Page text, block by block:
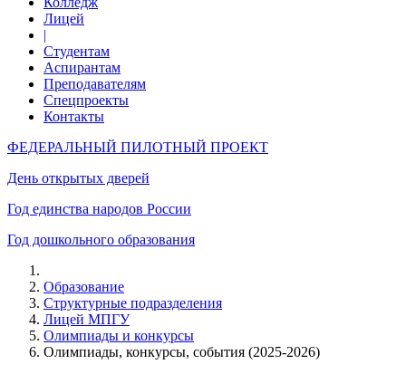
Лицей
|
Студентам
Аспирантам
Преподавателям
Спецпроекты
Контакты
ФЕДЕРАЛЬНЫЙ ПИЛОТНЫЙ ПРОЕКТ
День открытых дверей
Год единства народов России
Год дошкольного образования
Образование
Структурные подразделения
Лицей МПГУ
Олимпиады и конкурсы
Олимпиады, конкурсы, события (2025-2026)